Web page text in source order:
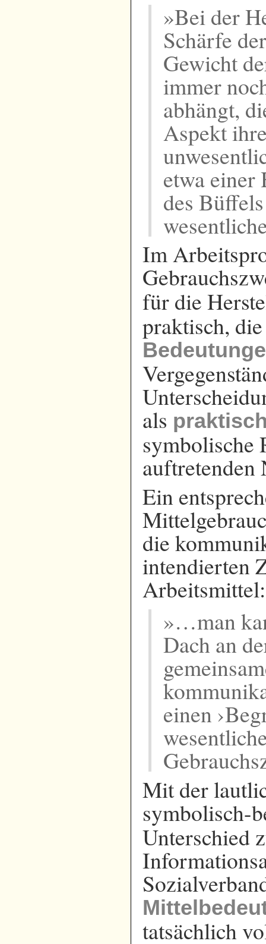
»Bei der
Schärfe
Gewicht
immer
abhängt,
Aspekt
etwa einer
des
Im
für die
praktisch,
als
symbolische
auftretenden
Ein
die
intendierten
Arbeitsmittel:
»…man
Dach an
einen
Mit der
symbolisch-
Unterschied
tatsächlich